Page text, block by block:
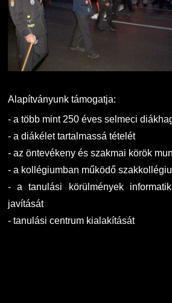
Alapítványunk támogatja:
- a több mint 250 éves selmeci
- a diákélet tartalmassá tételét
- az öntevékeny és szakmai körök
- a kollégiumban működő
- a tanulási körülmények
javítását
- tanulási centrum kialakítását